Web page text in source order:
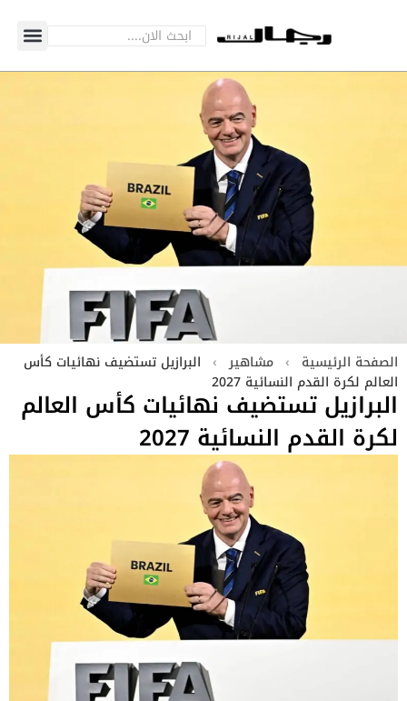
الصفحة الرئيسية › مشاهير › البرازيل تستضيف نهائيات كأس
العالم لكرة القدم النسائية 2027
البرازيل تستضيف نهائيات كأس العالم
لكرة القدم النسائية 2027